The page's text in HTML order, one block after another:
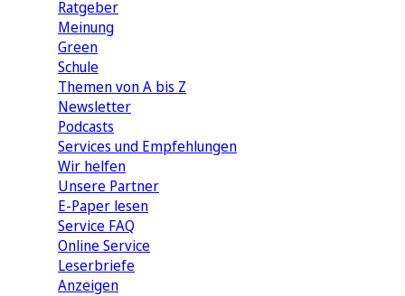
Ratgeber
Meinung
Green
Schule
Themen von A bis Z
Newsletter
Podcasts
Services und Empfehlungen
Wir helfen
Unsere Partner
E-Paper lesen
Service FAQ
Online Service
Leserbriefe
Anzeigen